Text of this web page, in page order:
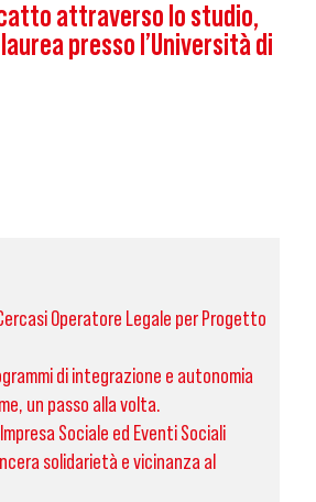
attraverso lo studio,
presso l’Università di
Operatore Legale per Progetto
di integrazione e autonomia
un passo alla volta.
Sociale ed Eventi Sociali
solidarietà e vicinanza al